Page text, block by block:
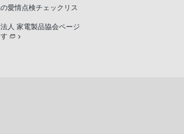
愛情点検チェックリス
人 家電製品協会ページ